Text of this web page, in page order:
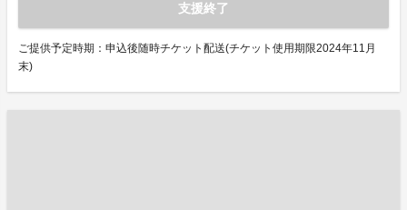
支援終了
ご提供予定時期：申込後随時チケット配送(チケット使用期限2024年11月
末)